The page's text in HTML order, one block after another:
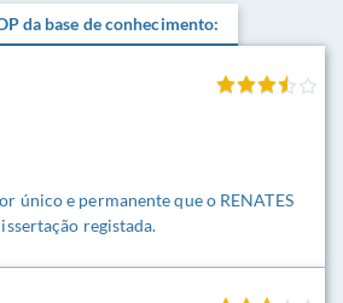
da base de conhecimento:
único e permanente que o RENATES
registada.